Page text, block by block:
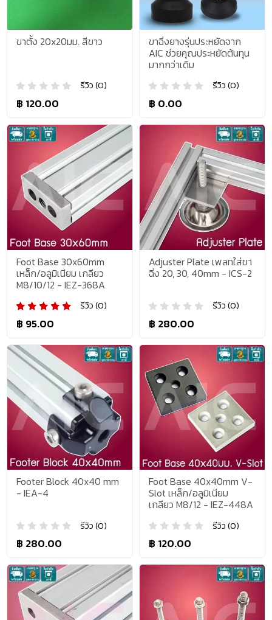
ขาตั้ง 20x20มม. สีขาว
รีวิว (0)
฿ 120.00
ขาฉิ่งยางรุ่นประหยัดจาก
AIC ช่วยคุณประหยัดต้นทุน
มากกว่าเดิม
รีวิว (0)
฿ 0.00
Foot Base 30x60mm
เหล็ก/อลูมิเนียม เกลียว
M8/10/12 - IEZ-368A
รีวิว (0)
฿ 95.00
Adjuster Plate เพลทใส่ขา
ฉิ่ง 20, 30, 40mm - ICS-2
รีวิว (0)
฿ 280.00
Footer Block 40x40 mm
- IEA-4
รีวิว (0)
฿ 280.00
Foot Base 40x40mm V-
Slot เหล็ก/อลูมิเนียม
เกลียว M8/12 - IEZ-448A
รีวิว (0)
฿ 120.00